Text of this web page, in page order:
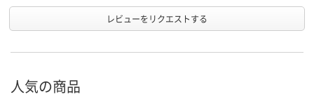
レビューをリクエストする
人気の商品